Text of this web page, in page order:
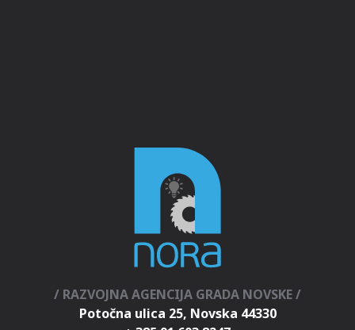
/ RAZVOJNA AGENCIJA GRADA NOVSKE /
Potočna ulica 25, Novska 44330